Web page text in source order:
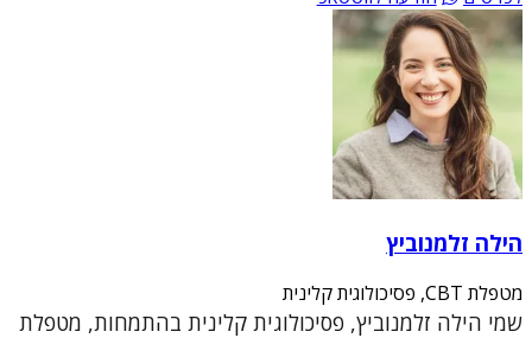
הילה זלמנוביץ
מטפלת CBT, פסיכולוגית קלינית
שמי הילה זלמנוביץ, פסיכולוגית קלינית בהתמחות, מטפלת